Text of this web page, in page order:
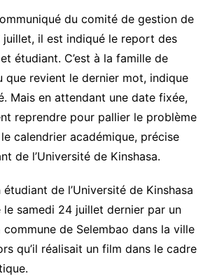
du comité de gestion de
il est indiqué le report des
étudiant. C’est à la famille de
que revient le dernier mot, indique
Mais en attendant une date fixée,
reprendre pour pallier le problème
calendrier académique, précise
de l’Université de Kinshasa.
de l’Université de Kinshasa
le samedi 24 juillet dernier par un
de Selembao dans la ville
qu’il réalisait un film dans le cadre